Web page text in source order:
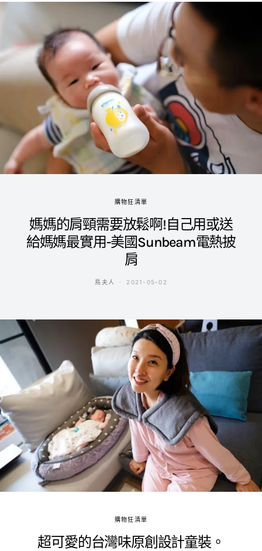
購物狂清單
媽媽的肩頸需要放鬆啊!自己用或送
給媽媽最實用-美國Sunbeam電熱披
肩
鳥夫人 2021-05-02
購物狂清單
超可愛的台灣味原創設計童裝。